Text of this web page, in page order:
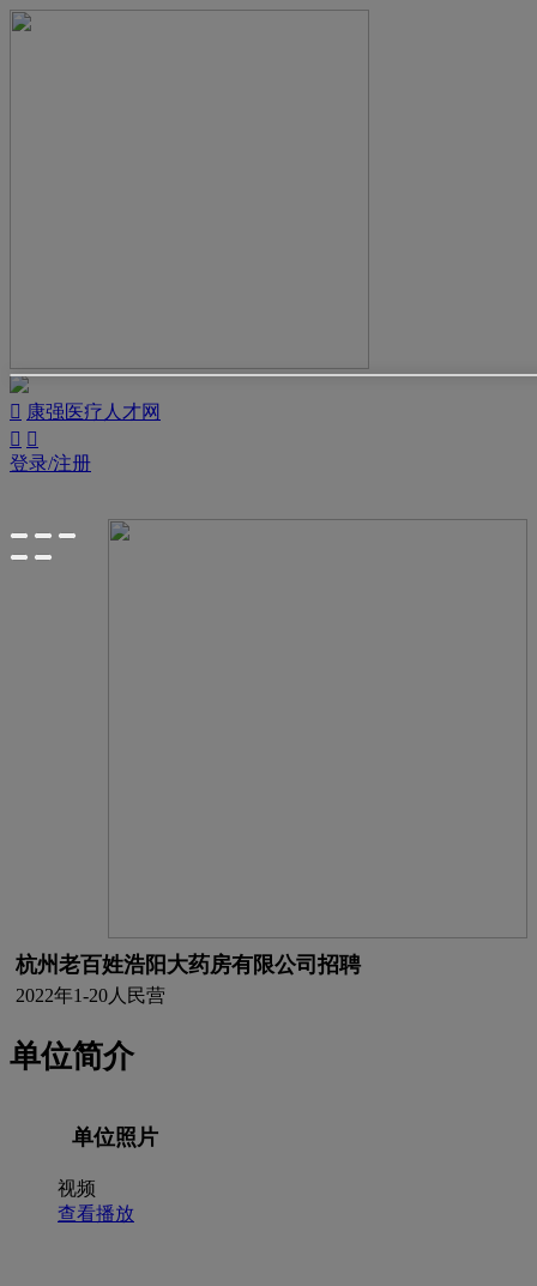
 康强医疗人才网
 
登录/注册
杭州老百姓浩阳大药房有限公司招聘
2022年1-20人 民营
单位简介
单位照片
视频
查看播放